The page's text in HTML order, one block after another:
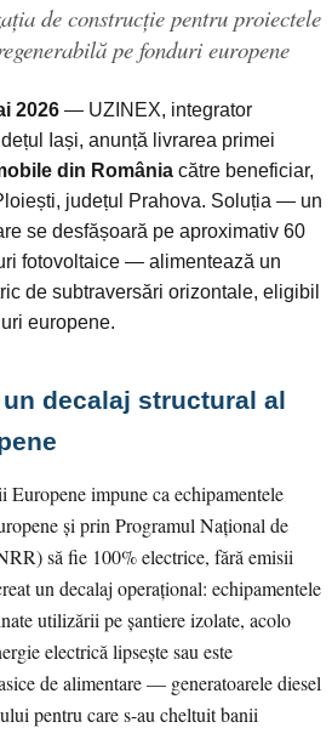
de construcție pentru proiectele
pe fonduri europene
2026 — UZINEX, integrator
Iași, anunță livrarea primei
din România către beneficiar,
județul Prahova. Soluția — un
se desfășoară pe aproximativ 60
fotovoltaice — alimentează un
de subtraversări orizontale, eligibil
europene.
decalaj structural al
impune ca echipamentele
și prin Programul Național de
să fie 100% electrice, fără emisii
un decalaj operațional: echipamentele
utilizării pe șantiere izolate, acolo
electrică lipsește sau este
de alimentare — generatoarele diesel
pentru care s-au cheltuit banii